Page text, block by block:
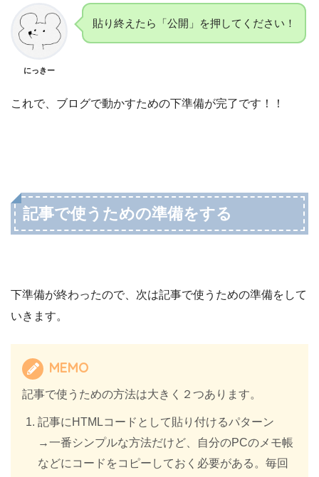
にっきー
貼り終えたら「公開」を押してください！
これで、ブログで動かすための下準備が完了です！！
記事で使うための準備をする
下準備が終わったので、次は記事で使うための準備をして
いきます。
MEMO
記事で使うための方法は大きく２つあります。
記事にHTMLコードとして貼り付けるパターン
→一番シンプルな方法だけど、自分のPCのメモ帳
などにコードをコピーしておく必要がある。毎回